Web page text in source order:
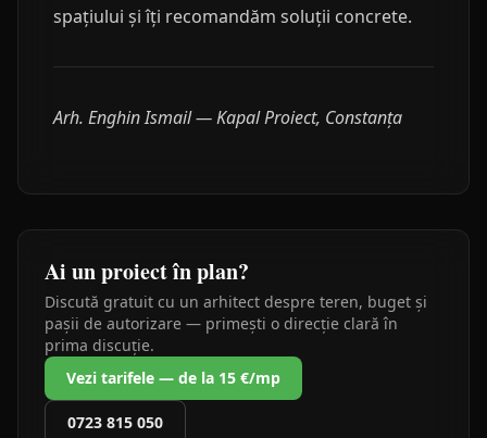
spațiului și îți recomandăm soluții concrete.
Arh. Enghin Ismail — Kapal Proiect, Constanța
Ai un proiect în plan?
Discută gratuit cu un arhitect despre teren, buget și
pașii de autorizare — primești o direcție clară în
prima discuție.
Vezi tarifele — de la 15 €/mp
0723 815 050